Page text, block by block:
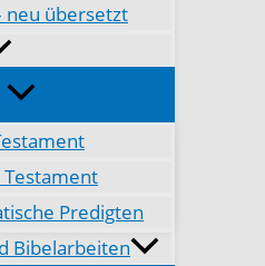
neu übersetzt
Testament
Predigten
Bibelarbeiten